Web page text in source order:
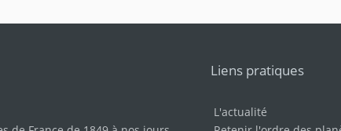
Liens pratiques
L'actualité